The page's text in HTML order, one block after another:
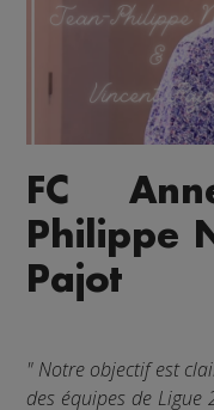
FC
Philippe
Pajot
" Notre objectif est
des équipes de